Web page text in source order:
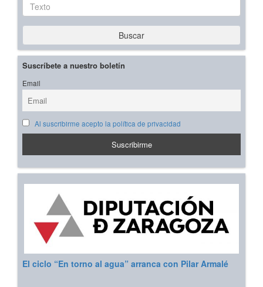
Buscar
Suscríbete a nuestro boletín
Email
Al suscribirme acepto la política de privacidad
El ciclo “En torno al agua” arranca con Pilar Armalé